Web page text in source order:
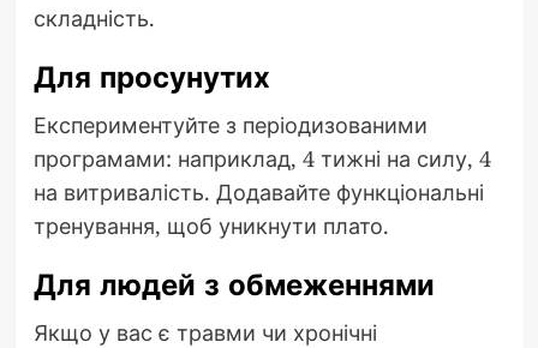
складність.
Для просунутих
Експериментуйте з періодизованими
програмами: наприклад, 4 тижні на силу, 4
на витривалість. Додавайте функціональні
тренування, щоб уникнути плато.
Для людей з обмеженнями
Якщо у вас є травми чи хронічні